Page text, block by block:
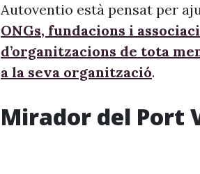
Autoventio està pensat per
ONGs, fundacions i
d’organitzacions de tota
a la seva organització.
Mirador del Port